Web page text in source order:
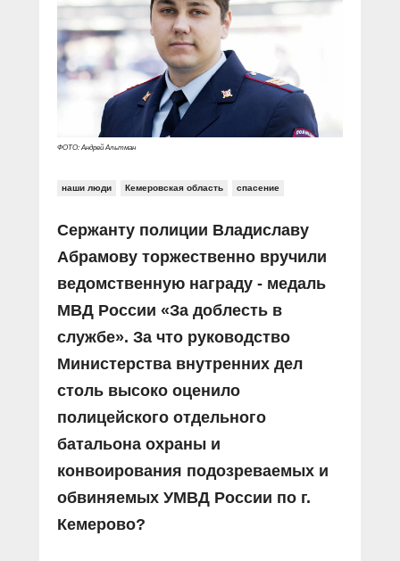
Социальные ролики
Документальные фильмы
Прямой разговор
В знании сила
Специальный репортаж
КиберПОСТОВОЙ
Газета «Щит и меч»
Журнал «Полиция России»
О ПОРТАЛЕ
Контакты
Вакансии
ФОТО: Андрей Альтман
наши люди Кемеровская область спасение
Сержанту полиции Владиславу
Абрамову торжественно вручили
ведомственную награду - медаль
МВД России «За доблесть в
службе». За что руководство
Министерства внутренних дел
столь высоко оценило
полицейского отдельного
батальона охраны и
конвоирования подозреваемых и
обвиняемых УМВД России по г.
Кемерово?